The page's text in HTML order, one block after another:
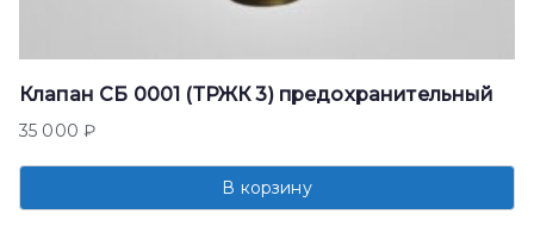
Клапан СБ 0001 (ТРЖК 3) предохранительный
35 000₽
В корзину